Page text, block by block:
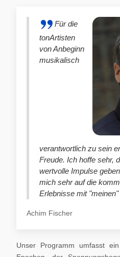
Für die
tonArtisten
von Anbeginn
musikalisch
verantwortlich zu sein
Freude. Ich hoffe sehr,
wertvolle Impulse
mich sehr auf die
Erlebnisse mit
Achim Fischer
Unser Programm umfasst